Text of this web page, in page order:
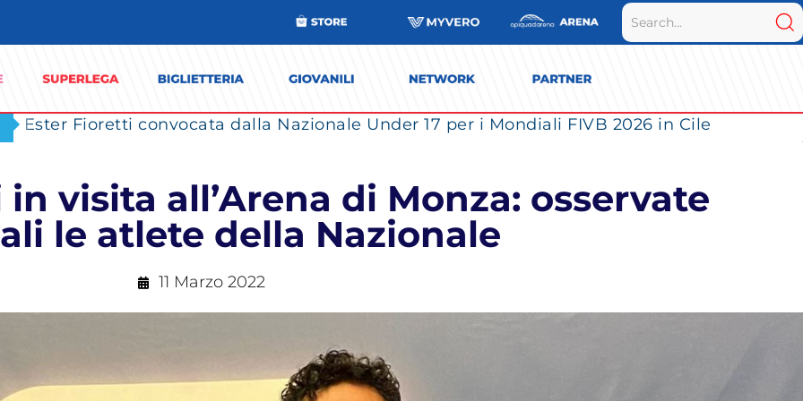
Ester Fioretti convocata dalla Nazionale Under 17 per i Mondiali FIVB 2026 in Cile
visita all’Arena di Monza: osservate
le atlete della Nazionale
11 Marzo 2022